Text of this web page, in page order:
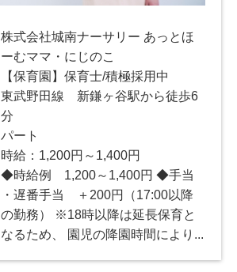
株式会社城南ナーサリー あっとほ
ーむママ・にじのこ
【保育園】保育士/積極採用中
東武野田線 新鎌ヶ谷駅から徒歩6
分
パート
時給：1,200円～1,400円
◆時給例 1,200～1,400円 ◆手当
・遅番手当 ＋200円（17:00以降
の勤務） ※18時以降は延長保育と
なるため、 園児の降園時間により...